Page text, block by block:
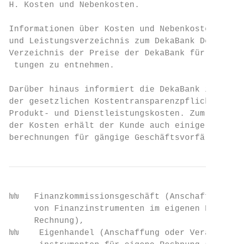
H. Kosten und Nebenkosten.
Informationen über Kosten und
und Leistungsverzeichnis zum DekaBank
­Verzeichnis der Preise der DekaBank für
tungen zu entnehmen.
Darüber hinaus informiert die DekaBank ihre
der gesetzlichen Kostentransparenzpflicht
Produkt- und Dienstleistungskosten. Zum
der Kosten erhält der Kunde auch einige
berechnungen für gängige
ƕƕ   Finanzkommissionsgeschäft
von Finanzinstrumenten im eigenen
­Rechnung),
ƕƕ    Eigenhandel (Anschaffung oder